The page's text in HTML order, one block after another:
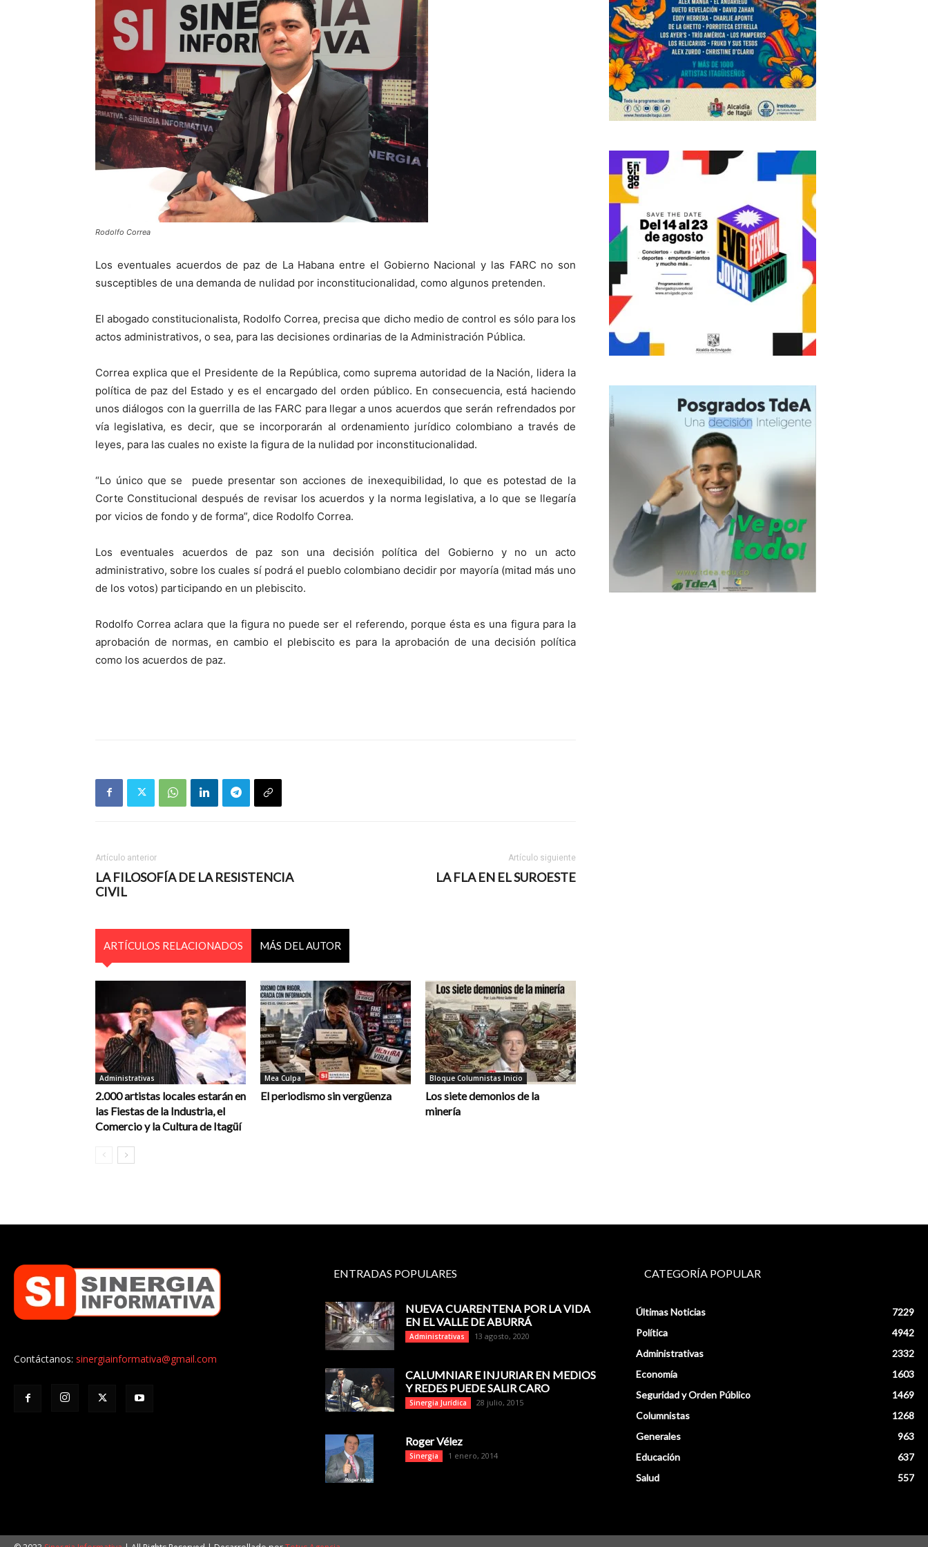
Rodolfo Correa
Los eventuales acuerdos de paz de La Habana entre el Gobierno Nacional y las FARC no son
susceptibles de una demanda de nulidad por inconstitucionalidad, como algunos pretenden.
El abogado constitucionalista, Rodolfo Correa, precisa que dicho medio de control es sólo para los
actos administrativos, o sea, para las decisiones ordinarias de la Administración Pública.
Correa explica que el Presidente de la República, como suprema autoridad de la Nación, lidera la
política de paz del Estado y es el encargado del orden público. En consecuencia, está haciendo
unos diálogos con la guerrilla de las FARC para llegar a unos acuerdos que serán refrendados por
vía legislativa, es decir, que se incorporarán al ordenamiento jurídico colombiano a través de
leyes, para las cuales no existe la figura de la nulidad por inconstitucionalidad.
“Lo único que se puede presentar son acciones de inexequibilidad, lo que es potestad de la
Corte Constitucional después de revisar los acuerdos y la norma legislativa, a lo que se llegaría
por vicios de fondo y de forma”, dice Rodolfo Correa.
Los eventuales acuerdos de paz son una decisión política del Gobierno y no un acto
administrativo, sobre los cuales sí podrá el pueblo colombiano decidir por mayoría (mitad más uno
de los votos) participando en un plebiscito.
Rodolfo Correa aclara que la figura no puede ser el referendo, porque ésta es una figura para la
aprobación de normas, en cambio el plebiscito es para la aprobación de una decisión política
como los acuerdos de paz.
Artículo anterior
LA FILOSOFÍA DE LA RESISTENCIA
CIVIL
Artículo siguiente
LA FLA EN EL SUROESTE
ARTÍCULOS RELACIONADOS MÁS DEL AUTOR
Administrativas
2.000 artistas locales estarán en
las Fiestas de la Industria, el
Comercio y la Cultura de Itagüí
Mea Culpa
El periodismo sin vergüenza
Bloque Columnistas Inicio
Los siete demonios de la
minería
Contáctanos: sinergiainformativa@gmail.com
ENTRADAS POPULARES
NUEVA CUARENTENA POR LA VIDA
EN EL VALLE DE ABURRÁ
Administrativas 13 agosto, 2020
CALUMNIAR E INJURIAR EN MEDIOS
Y REDES PUEDE SALIR CARO
Sinergia Jurídica 28 julio, 2015
Roger Vélez
Sinergia 1 enero, 2014
CATEGORÍA POPULAR
Últimas Noticias
7229
Política
4942
Administrativas
2332
Economía
1603
Seguridad y Orden Público
1469
Columnistas
1268
Generales
963
Educación
637
Salud
557